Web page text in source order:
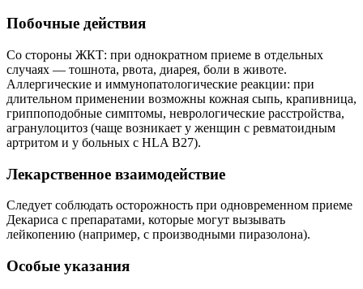
Побочные действия
Со стороны ЖКТ: при однократном приеме в отдельных
случаях — тошнота, рвота, диарея, боли в животе.
Аллергические и иммунопатологические реакции: при
длительном применении возможны кожная сыпь, крапивница,
гриппоподобные симптомы, неврологические расстройства,
агранулоцитоз (чаще возникает у женщин с ревматоидным
артритом и у больных с HLA B27).
Лекарственное взаимодействие
Следует соблюдать осторожность при одновременном приеме
Декариса с препаратами, которые могут вызывать
лейкопению (например, с производными пиразолона).
Особые указания